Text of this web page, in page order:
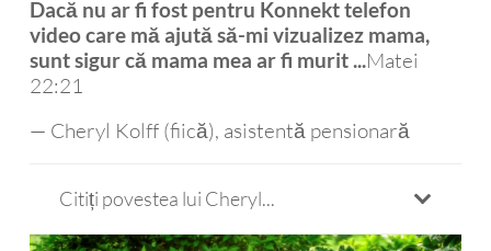
Dacă nu ar fi fost pentru Konnekt telefon
video care mă ajută să-mi vizualizez mama,
sunt sigur că mama mea ar fi murit ...Matei
22:21
— Cheryl Kolff (fiică), asistentă pensionară
Citiți povestea lui Cheryl...